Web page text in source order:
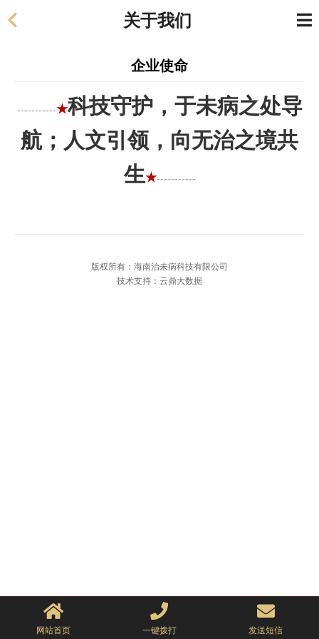
关于我们
企业使命
-----------★科技守护，于未病之处导
航；人文引领，向无治之境共
生★-----------
版权所有：海南治未病科技有限公司
技术支持：云鼎大数据
网站首页 一键拨打 发送短信